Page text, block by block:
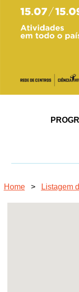
Home > Listagem